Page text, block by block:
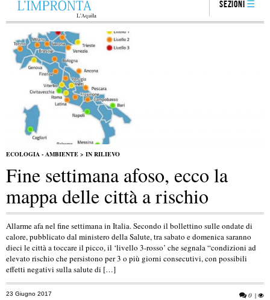
Sezioni
ECOLOGIA - AMBIENTE > IN RILIEVO
Fine settimana afoso, ecco la
mappa delle città a rischio
Allarme afa nel fine settimana in Italia. Secondo il bollettino sulle ondate di
calore, pubblicato dal ministero della Salute, tra sabato e domenica saranno
dieci le città a toccare il picco, il ‘livello 3-rosso’ che segnala “condizioni ad
elevato rischio che persistono per 3 o più giorni consecutivi, con possibili
effetti negativi sulla salute di […]
23 Giugno 2017 0 |